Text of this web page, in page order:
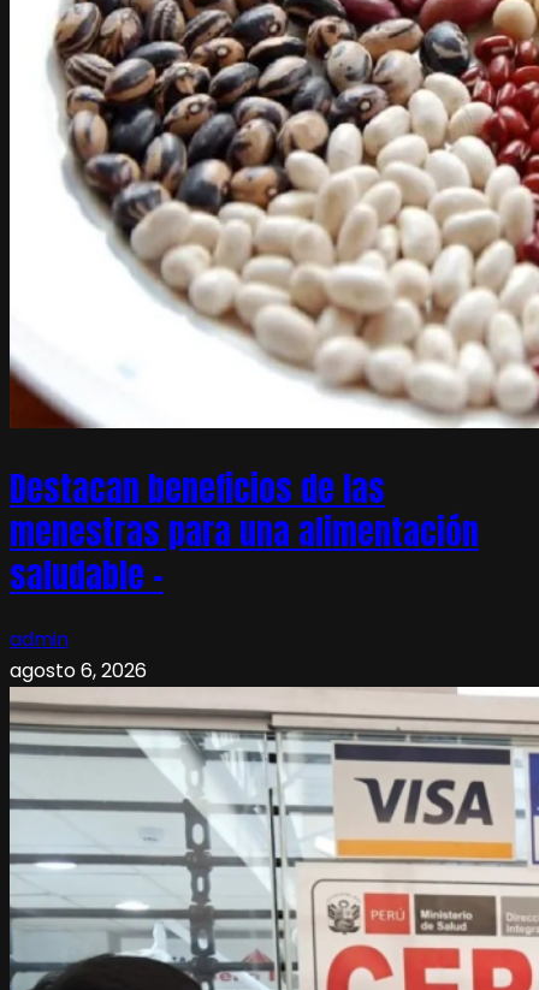
Destacan beneficios de las
menestras para una alimentación
saludable –
admin
agosto 6, 2026